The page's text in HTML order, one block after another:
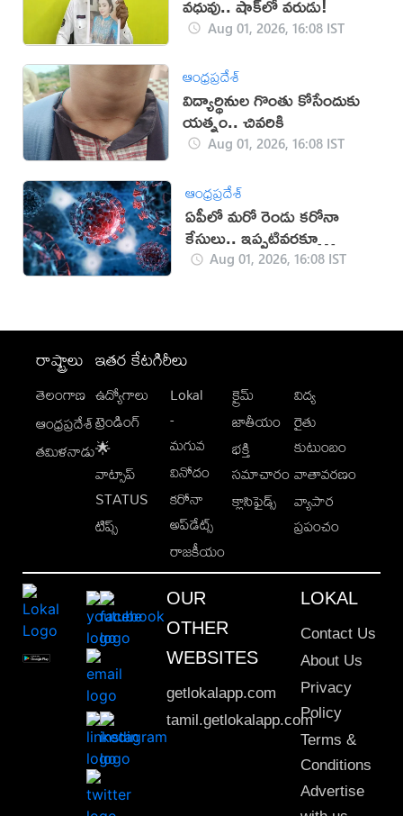
Aug 01, 2026, 16:08 IST
ఆంధ్రప్రదేశ్
విద్యార్థినుల గొంతు కోసేందుకు
యత్నం.. చివరికి
Aug 01, 2026, 16:08 IST
ఆంధ్రప్రదేశ్
ఏపీలో మరో రెండు కరోనా
కేసులు.. ఇప్పటివరకూ
ఎన్నంటే?
Aug 01, 2026, 16:08 IST
రాష్ట్రాలు
తెలంగాణ
ఆంధ్రప్రదేశ్
తమిళనాడు
ఇతర కేటగిరీలు
ఉద్యోగాలు
ట్రెండింగ్
🌟
వాట్సాప్
STATUS
టిప్స్
Lokal
-
మగువ
వినోదం
కరోనా
అప్‌డేట్స్
రాజకీయం
క్రైమ్
జాతీయం
భక్తి
సమాచారం
క్లాసిఫైడ్స్
విద్య
రైతు
కుటుంబం
వాతావరణం
వ్యాపార
ప్రపంచం
OUR
OTHER
WEBSITES
getlokalapp.com
tamil.getlokalapp.com
LOKAL
Contact Us
About Us
Privacy
Policy
Terms &
Conditions
Advertise